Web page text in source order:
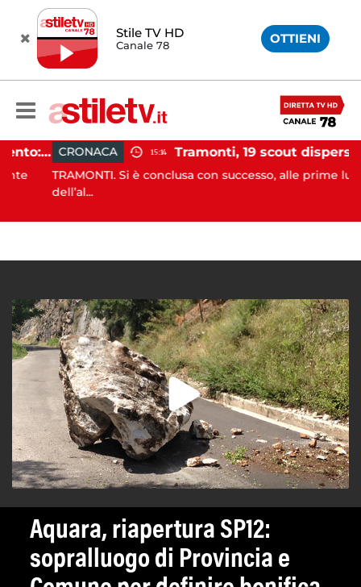
Stile TV HD
Canale 78 OTTIENI
Incidente agricolo nel Cilento: trattore si ribalta, muore 71enne CRONACA 15:14
TRAMONTI. Si è conclusa con successo, alle prime luci
dell’al...
Aquara, riapertura SP12:
sopralluogo di Provincia e